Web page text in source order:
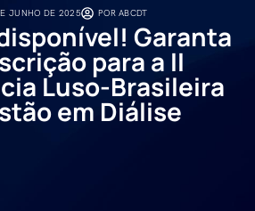
JUNHO DE 2025 PORABCDT
Garanta
para a II
Luso-Brasileira
em Diálise